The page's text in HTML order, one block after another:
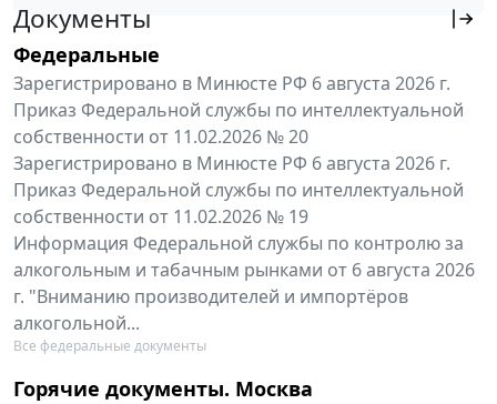
Документы
Федеральные
Зарегистрировано в Минюсте РФ 6 августа 2026 г.
Приказ Федеральной службы по интеллектуальной
собственности от 11.02.2026 № 20
Зарегистрировано в Минюсте РФ 6 августа 2026 г.
Приказ Федеральной службы по интеллектуальной
собственности от 11.02.2026 № 19
Информация Федеральной службы по контролю за
алкогольным и табачным рынками от 6 августа 2026
г. "Вниманию производителей и импортёров
алкогольной...
Все федеральные документы
Горячие документы. Москва